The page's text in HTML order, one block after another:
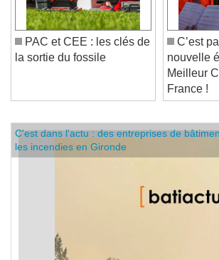
PAC et CEE : les clés de
C’est
nouvelle
Meilleur
France !
C'est dans l'actu : des entreprises de
les incendies en Gironde